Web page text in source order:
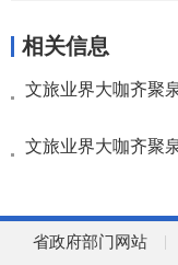
相关信息
省政府部门网站